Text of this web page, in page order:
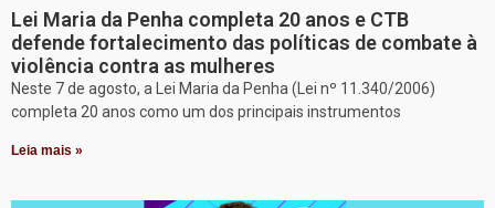
Lei Maria da Penha completa 20 anos e CTB
defende fortalecimento das políticas de combate à
violência contra as mulheres
Neste 7 de agosto, a Lei Maria da Penha (Lei nº 11.340/2006)
completa 20 anos como um dos principais instrumentos
Leia mais »